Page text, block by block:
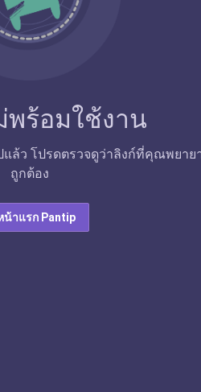
ร้อมใช้งาน
ล้ว โปรดตรวจดูว่าลิงก์ที่คุณพยาย
ถูกต้อง
น้าแรก Pantip